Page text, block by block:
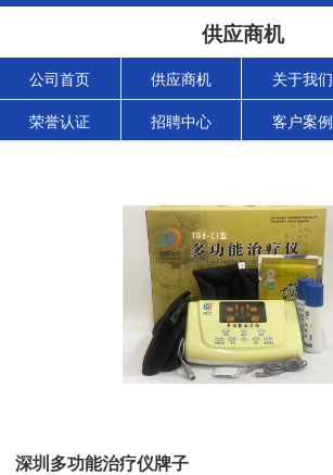
供应商机
公司首页 供应商机 关于我们
荣誉认证 招聘中心 客户案例
深圳多功能治疗仪牌子